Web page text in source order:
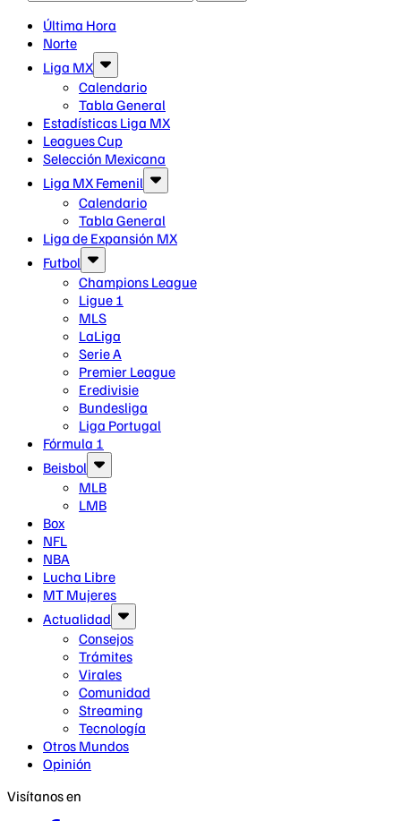
Última Hora
Norte
Liga MX
Calendario
Tabla General
Estadísticas Liga MX
Leagues Cup
Selección Mexicana
Liga MX Femenil
Calendario
Tabla General
Liga de Expansión MX
Futbol
Champions League
Ligue 1
MLS
LaLiga
Serie A
Premier League
Eredivisie
Bundesliga
Liga Portugal
Fórmula 1
Beisbol
MLB
LMB
Box
NFL
NBA
Lucha Libre
MT Mujeres
Actualidad
Consejos
Trámites
Virales
Comunidad
Streaming
Tecnología
Otros Mundos
Opinión
Visítanos en